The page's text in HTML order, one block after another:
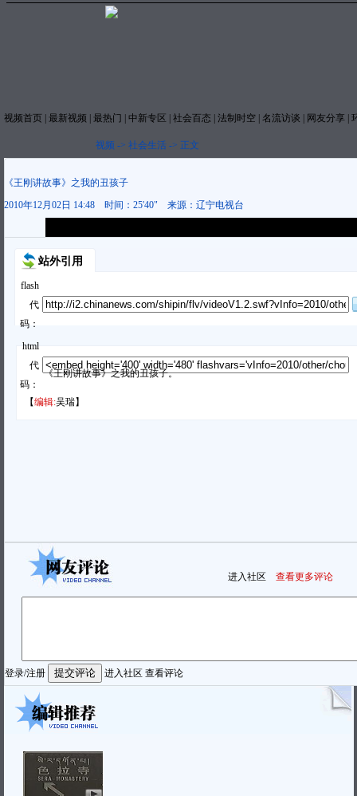
视频首页 最新视频 最热门 中新专区 社会百态 法制时空 名流访谈 网友分享
视频 -> 社会生活 -> 正文
《王刚讲故事》之我的丑孩子
2010年12月02日 14:48
时间： 25'40" 来源： 辽宁电视台
站外引用
flash
代
码：
html
代
码：
《王刚讲故事》之我的丑孩子。
【编辑:吴瑞】
进入社区 查看更多评论
登录/注册 进入社区 查看评论